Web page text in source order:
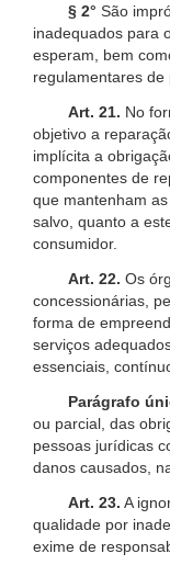
§ 2° São
inadequados para
esperam, bem
regulamentares de
Art. 21. No
objetivo a
implícita a
componentes de
que mantenham
salvo, quanto a
consumidor.
Art. 22. Os
concessionárias,
forma de
serviços
essenciais,
Parágrafo
ou parcial, das
pessoas jurídicas
danos causados,
Art. 23. A
qualidade por
exime de